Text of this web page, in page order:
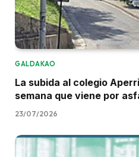
GALDAKAO
La subida al colegio
semana que viene por
23/07/2026